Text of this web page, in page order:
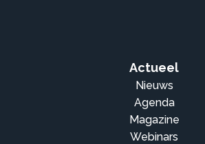
Actueel
Nieuws
Agenda
Magazine
Webinars